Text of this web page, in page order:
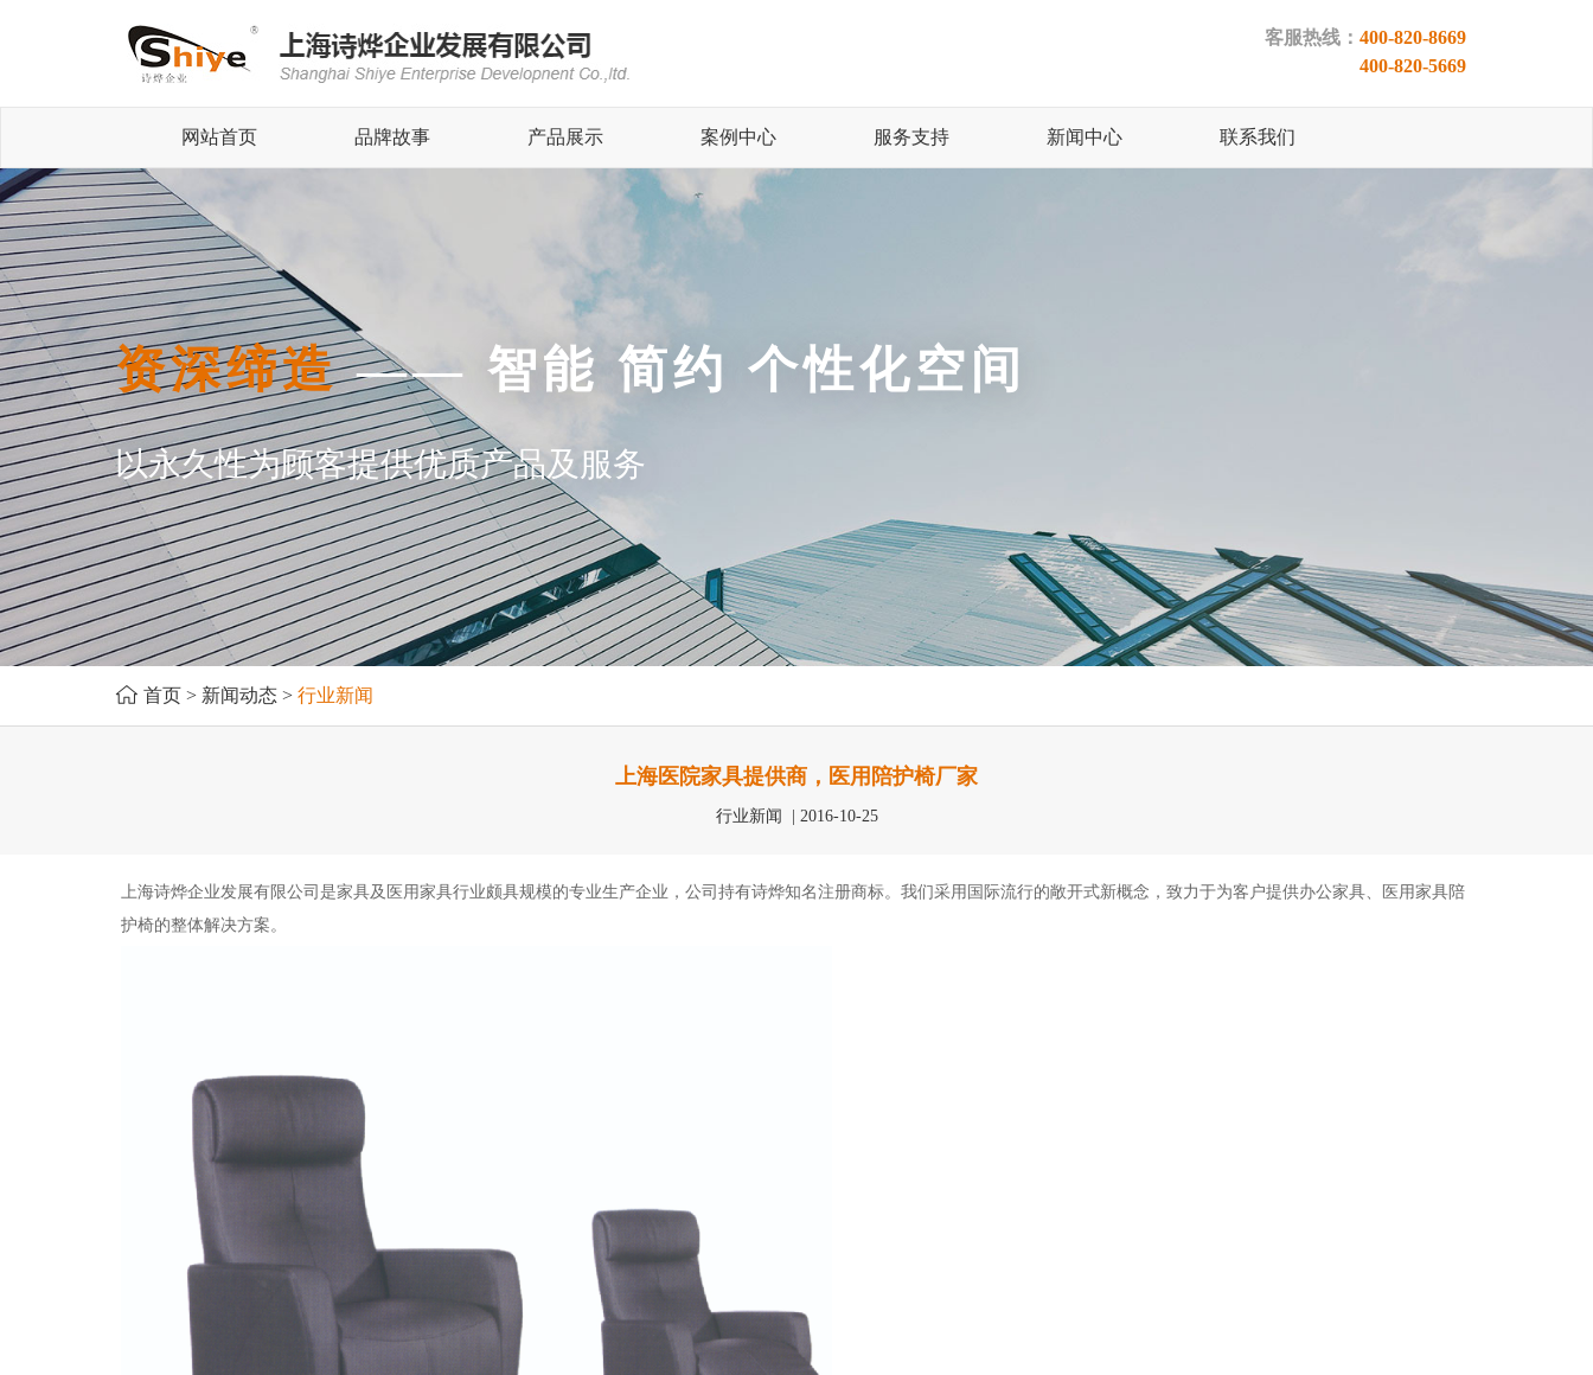
客服热线： 400-820-8669
400-820-5669
网站首页 品牌故事 产品展示 案例中心 服务支持 新闻中心 联系我们
资深缔造—— 智能 简约 个性化空间
以永久性为顾客提供优质产品及服务
首页 > 新闻动态 > 行业新闻
上海医院家具提供商，医用陪护椅厂家
行业新闻 | 2016-10-25
上海诗烨企业发展有限公司是家具及医用家具行业颇具规模的专业生产企业，公司持有诗烨知名注册商标。我们采用国际流行的敞开式新概念，致力于为客户提供办公家具、医用家具陪
护椅的整体解决方案。